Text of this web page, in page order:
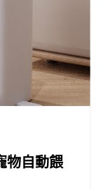
物自動餵